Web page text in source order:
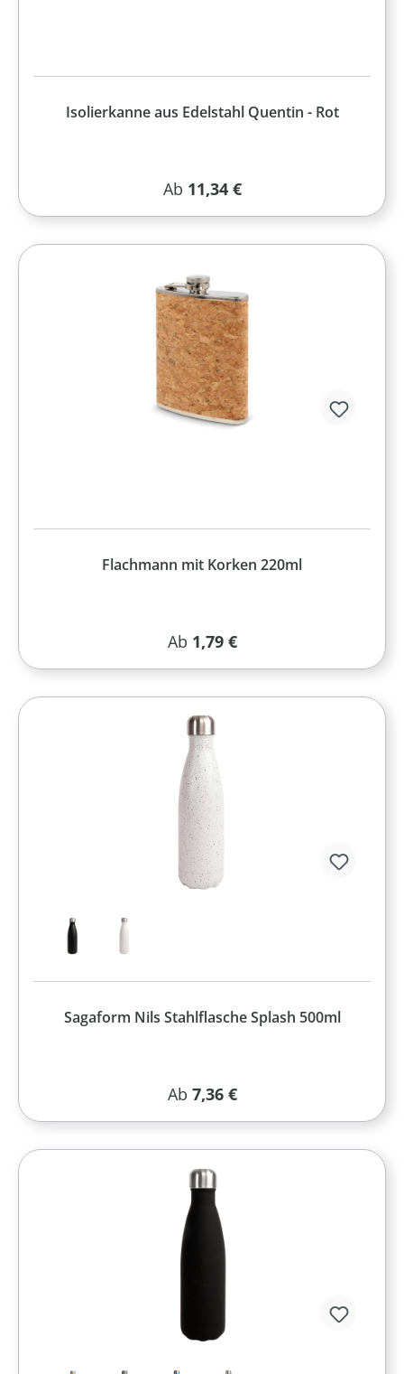
Isolierkanne aus Edelstahl Quentin - Rot
Regulärer Preis:
Ab 11,34 €
Flachmann mit Korken 220ml
Regulärer Preis:
Ab 1,79 €
Sagaform Nils Stahlflasche Splash 500ml
Regulärer Preis:
Ab 7,36 €